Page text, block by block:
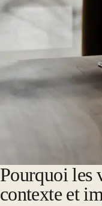
Pourquoi les
contexte et